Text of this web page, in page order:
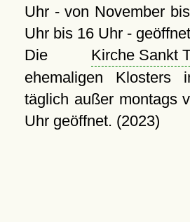
Uhr - von November
Uhr bis 16 Uhr -
Die Kirche Sankt
ehemaligen Klosters
täglich außer montags
Uhr geöffnet. (2023)